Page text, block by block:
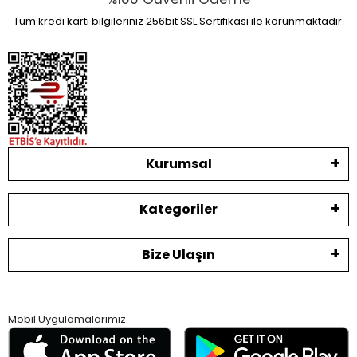
Tüm kredi kartı bilgileriniz 256bit SSL Sertifikası ile korunmaktadır.
Kurumsal
Kategoriler
Bize Ulaşın
Mobil Uygulamalarımız